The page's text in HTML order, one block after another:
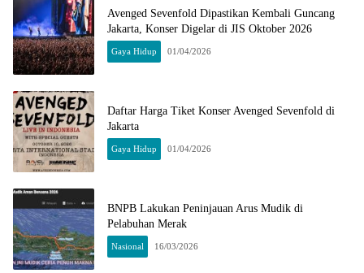
Avenged Sevenfold Dipastikan Kembali Guncang
Jakarta, Konser Digelar di JIS Oktober 2026
Gaya Hidup 01/04/2026
Daftar Harga Tiket Konser Avenged Sevenfold di
Jakarta
Gaya Hidup 01/04/2026
BNPB Lakukan Peninjauan Arus Mudik di
Pelabuhan Merak
Nasional 16/03/2026